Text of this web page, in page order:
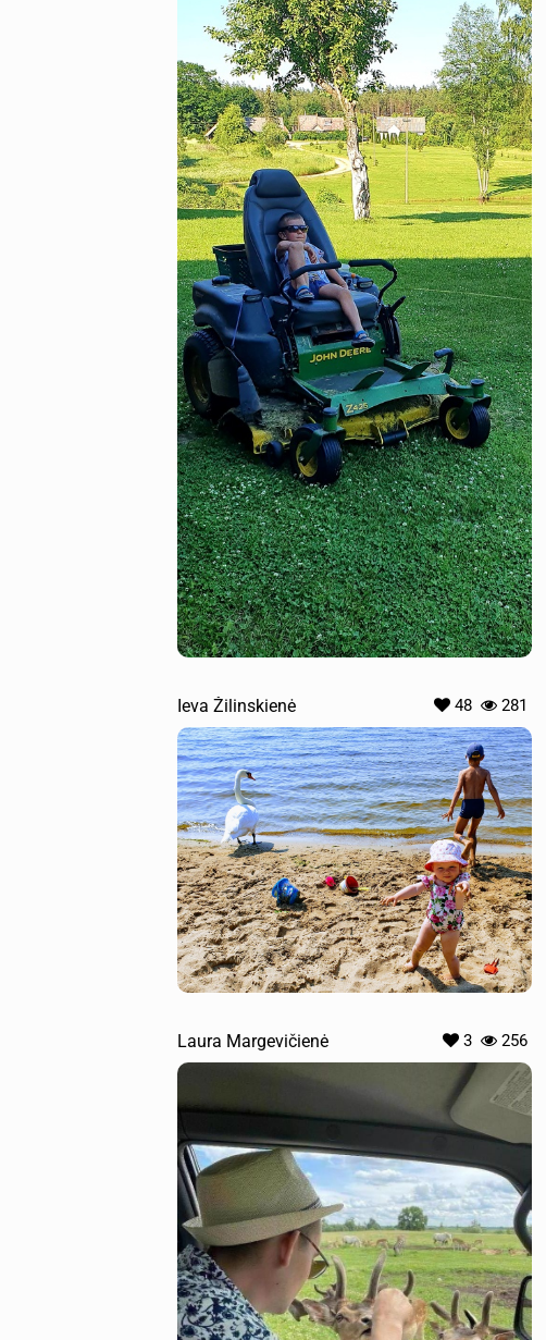
Ieva Žilinskienė 48 281
Laura Margevičienė 3 256